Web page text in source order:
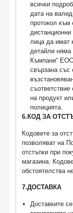
всички
дата на
протокол към
лица да имат
детайли няма
Къмпани“
свързана със
на продукт
полицията.
6.КОД ЗА
Кодовете за
позволяват на
отстъпки при
магазина.
обстоятелства
7.ДОСТАВКА
Доставките